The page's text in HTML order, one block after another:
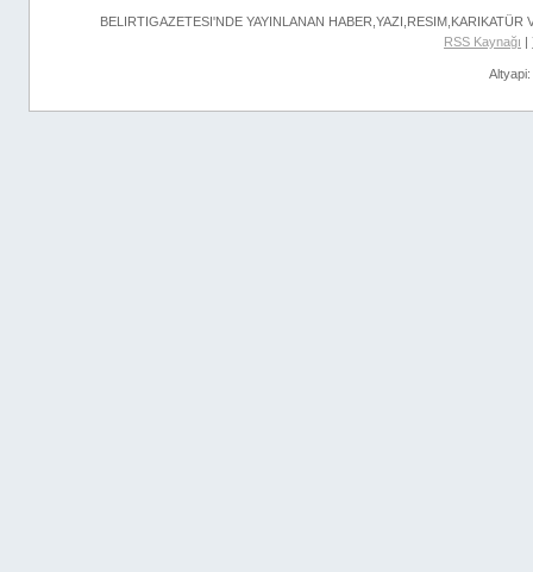
BELIRTIGAZETESI'NDE YAYINLANAN
RSS Kaynağı |
Altyapi: